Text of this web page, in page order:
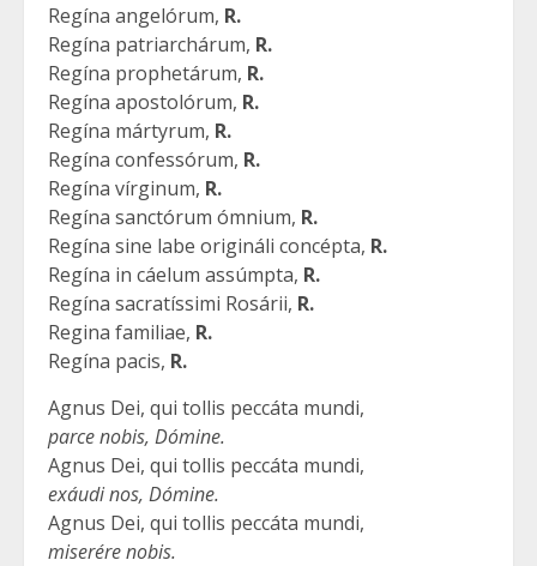
Regína angelórum, R.
Regína patriarchárum, R.
Regína prophetárum, R.
Regína apostolórum, R.
Regína mártyrum, R.
Regína confessórum, R.
Regína vírginum, R.
Regína sanctórum ómnium, R.
Regína sine labe origináli concépta, R.
Regína in cáelum assúmpta, R.
Regína sacratíssimi Rosárii, R.
Regina familiae, R.
Regína pacis, R.
Agnus Dei, qui tollis peccáta mundi,
parce nobis, Dómine.
Agnus Dei, qui tollis peccáta mundi,
exáudi nos, Dómine.
Agnus Dei, qui tollis peccáta mundi,
miserére nobis.